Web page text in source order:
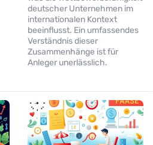
deutscher Unternehmen im
internationalen Kontext
beeinflusst. Ein umfassendes
Verständnis dieser
Zusammenhänge ist für
Anleger unerlässlich.